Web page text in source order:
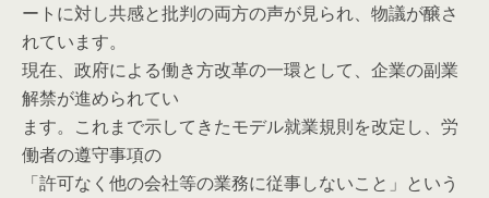
ートに対し共感と批判の両方の声が見られ、物議が醸さ
れています。
現在、政府による働き方改革の一環として、企業の副業
解禁が進められてい
ます。これまで示してきたモデル就業規則を改定し、労
働者の遵守事項の
「許可なく他の会社等の業務に従事しないこと」という